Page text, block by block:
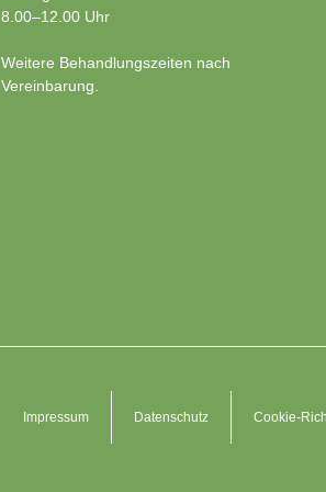
8.00–12.00 Uhr
Weitere Behandlungszeiten nach
Vereinbarung.
Impressum Datenschutz Cookie-